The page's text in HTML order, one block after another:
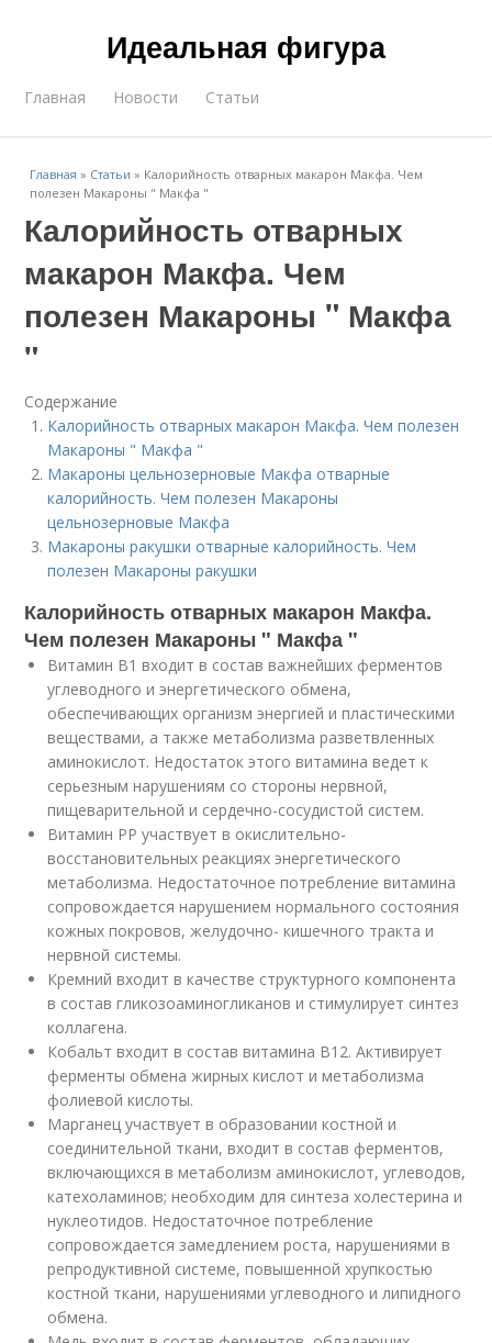
Идеальная фигура
Главная Новости Статьи
Главная » Статьи » Калорийность отварных макарон Макфа. Чем
полезен Макароны " Макфа "
Калорийность отварных
макарон Макфа. Чем
полезен Макароны " Макфа
"
Содержание
Калорийность отварных макарон Макфа. Чем полезен
Макароны " Макфа "
Макароны цельнозерновые Макфа отварные
калорийность. Чем полезен Макароны
цельнозерновые Макфа
Макароны ракушки отварные калорийность. Чем
полезен Макароны ракушки
Калорийность отварных макарон Макфа.
Чем полезен Макароны " Макфа "
Витамин В1 входит в состав важнейших ферментов
углеводного и энергетического обмена,
обеспечивающих организм энергией и пластическими
веществами, а также метаболизма разветвленных
аминокислот. Недостаток этого витамина ведет к
серьезным нарушениям со стороны нервной,
пищеварительной и сердечно-сосудистой систем.
Витамин РР участвует в окислительно-
восстановительных реакциях энергетического
метаболизма. Недостаточное потребление витамина
сопровождается нарушением нормального состояния
кожных покровов, желудочно- кишечного тракта и
нервной системы.
Кремний входит в качестве структурного компонента
в состав гликозоаминогликанов и стимулирует синтез
коллагена.
Кобальт входит в состав витамина В12. Активирует
ферменты обмена жирных кислот и метаболизма
фолиевой кислоты.
Марганец участвует в образовании костной и
соединительной ткани, входит в состав ферментов,
включающихся в метаболизм аминокислот, углеводов,
катехоламинов; необходим для синтеза холестерина и
нуклеотидов. Недостаточное потребление
сопровождается замедлением роста, нарушениями в
репродуктивной системе, повышенной хрупкостью
костной ткани, нарушениями углеводного и липидного
обмена.